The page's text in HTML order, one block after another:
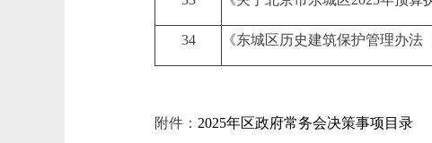
34 《东城区历史建筑保护管理办法
附件： 2025年区政府常务会决策事项目录